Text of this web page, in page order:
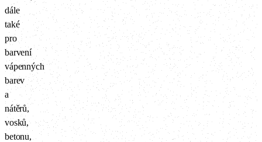
dále
také
pro
barvení
vápenných
barev
a
nátěrů,
vosků,
betonu,